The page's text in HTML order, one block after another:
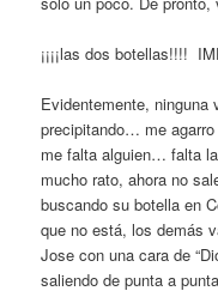
¡¡¡¡las dos botellas!!!!
Evidentemente, ninguna
precipitando… me
me falta alguien… falta
mucho rato, ahora no
buscando su botella en
que no está, los demás
Jose con una cara de
saliendo de punta a